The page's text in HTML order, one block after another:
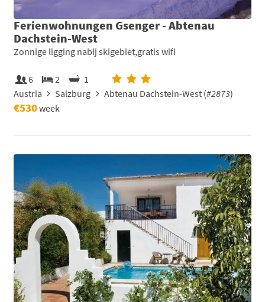
Ferienwohnungen Gsenger - Abtenau
Dachstein-West
Zonnige ligging nabij skigebiet,gratis wifi
6 2
1
Austria
Salzburg Abtenau Dachstein-West (#2873)
€530week